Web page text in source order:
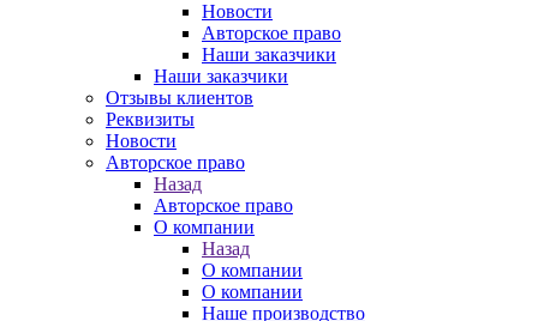
Новости
Авторское право
Наши заказчики
Наши заказчики
Отзывы клиентов
Реквизиты
Новости
Авторское право
Назад
Авторское право
О компании
Назад
О компании
О компании
Наше производство